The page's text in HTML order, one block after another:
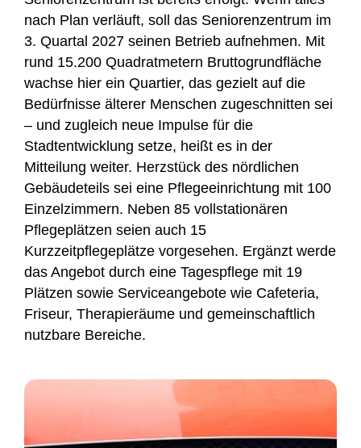
nach Plan verläuft, soll das Seniorenzentrum im
3. Quartal 2027 seinen Betrieb aufnehmen. Mit
rund 15.200 Quadratmetern Bruttogrundfläche
wachse hier ein Quartier, das gezielt auf die
Bedürfnisse älterer Menschen zugeschnitten sei
– und zugleich neue Impulse für die
Stadtentwicklung setze, heißt es in der
Mitteilung weiter. Herzstück des nördlichen
Gebäudeteils sei eine Pflegeeinrichtung mit 100
Einzelzimmern. Neben 85 vollstationären
Pflegeplätzen seien auch 15
Kurzzeitpflegeplätze vorgesehen. Ergänzt werde
das Angebot durch eine Tagespflege mit 19
Plätzen sowie Serviceangebote wie Cafeteria,
Friseur, Therapieräume und gemeinschaftlich
nutzbare Bereiche.